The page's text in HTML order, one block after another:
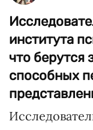
института
что берутся
способных